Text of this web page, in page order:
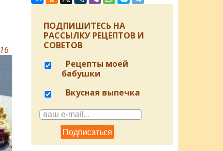
16
ПОДПИШИТЕСЬ НА
РАССЫЛКУ РЕЦЕПТОВ И
СОВЕТОВ
Рецепты моей
бабушки
Вкусная выпечка